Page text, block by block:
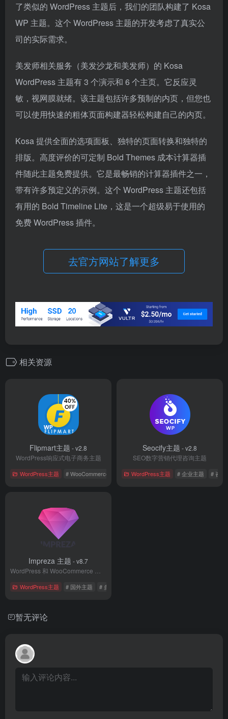
了类似的 WordPress 主题后，我们的团队构建了 Kosa
WP 主题。这个 WordPress 主题的开发考虑了真实公
司的实际需求。
美发师相关服务（美发沙龙和美发师）的 Kosa
WordPress 主题有 3 个演示和 6 个主页。它反应灵
敏，视网膜就绪。该主题包括许多预制的内页，但您也
可以使用快速的粗体页面构建器轻松构建自己的内页。
Kosa 提供全面的选项面板、独特的页面转换和独特的
排版。高度评价的可定制 Bold Themes 成本计算器插
件随此主题免费提供。它是最畅销的计算器插件之一，
带有许多预定义的示例。这个 WordPress 主题还包括
有用的 Bold Timeline Lite，这是一个超级易于使用的
免费 WordPress 插件。
去官方网站了解更多
相关资源
Flipmart主题 - v2.8
WordPress响应式电子商务主题
WordPress主题 # WooCommerce # 国外主题 # 电子商务
Seocify主题 - v2.8
SEO数字营销代理咨询主题
WordPress主题 # 企业主题 # 咨询
Impreza 主题 - v8.7
WordPress主题 # 国外主题 # 多用途主题
暂无评论